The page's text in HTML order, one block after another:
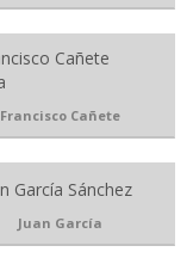
Francisco Cañete
Juan García